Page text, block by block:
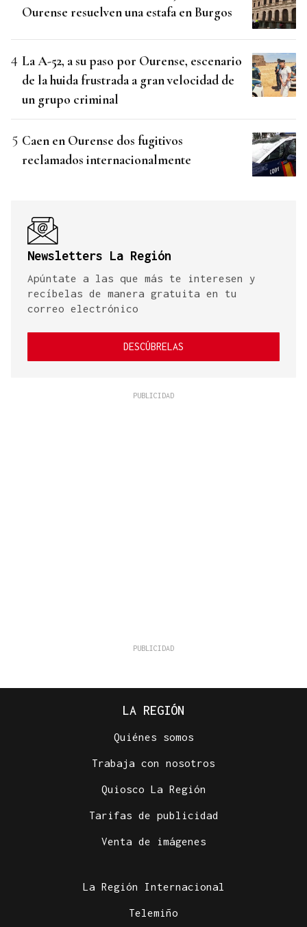
Ourense resuelven una estafa en Burgos
La A-52, a su paso por Ourense, escenario
de la huida frustrada a gran velocidad de
un grupo criminal
Caen en Ourense dos fugitivos
reclamados internacionalmente
Newsletters La Región
Apúntate a las que más te interesen y
recíbelas de manera gratuita en tu
correo electrónico
DESCÚBRELAS
LA REGIÓN
Quiénes somos
Trabaja con nosotros
Quiosco La Región
Tarifas de publicidad
Venta de imágenes
La Región Internacional
Telemiño